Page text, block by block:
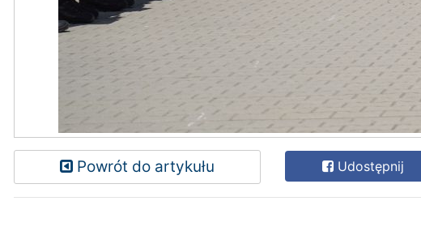
Powrót do artykułu Udostępnij